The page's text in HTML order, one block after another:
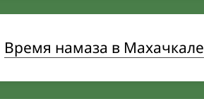
Время намаза в Махачкале